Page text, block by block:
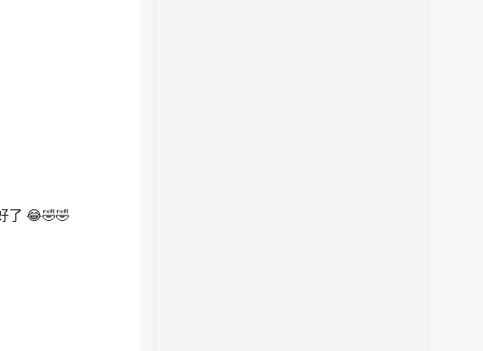
了 😂🤣🤣